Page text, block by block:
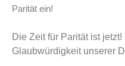
Parität ein!
Die Zeit für Parität ist
Glaubwürdigkeit unserer